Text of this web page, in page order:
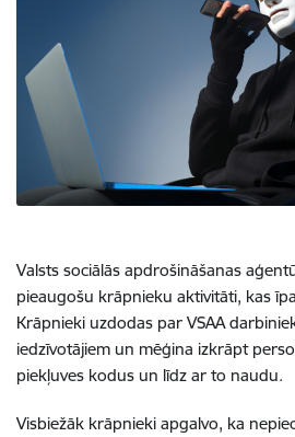
Valsts sociālās apdrošināšanas
pieaugošu krāpnieku aktivitāti, kas
Krāpnieki uzdodas par VSAA
iedzīvotājiem un mēģina izkrāpt
piekļuves kodus un līdz ar to naudu.
Visbiežāk krāpnieki apgalvo, ka